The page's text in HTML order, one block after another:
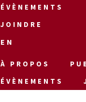
ÉVÈNEMENTS
JOINDRE
EN
À PROPOS
ÉVÈNEMENTS